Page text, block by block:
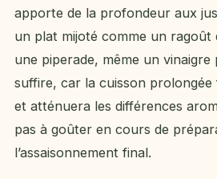
apporte de la profondeur aux
un plat mijoté comme un ragoût
une piperade, même un vinaigre
suffire, car la cuisson prolongée
et atténuera les différences
pas à goûter en cours de
l’assaisonnement final.